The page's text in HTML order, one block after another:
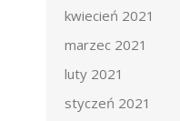
kwiecień 2021
marzec 2021
luty 2021
styczeń 2021